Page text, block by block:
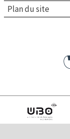
Université de
Bretagne occidentale
Plan du site